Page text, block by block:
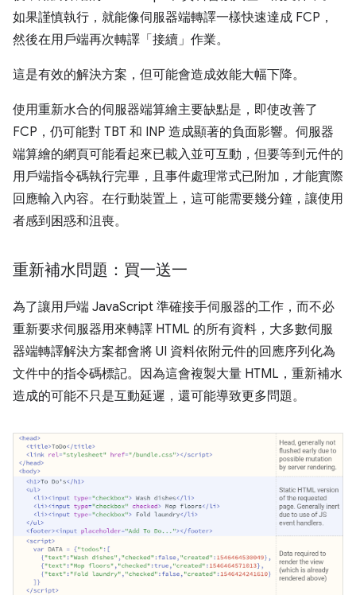
如果謹慎執行，就能像伺服器端轉譯一樣快速達成 FCP，
然後在用戶端再次轉譯「接續」作業。
這是有效的解決方案，但可能會造成效能大幅下降。
使用重新水合的伺服器端算繪主要缺點是，即使改善了
FCP，仍可能對 TBT 和 INP 造成顯著的負面影響。伺服器
端算繪的網頁可能看起來已載入並可互動，但要等到元件的
用戶端指令碼執行完畢，且事件處理常式已附加，才能實際
回應輸入內容。在行動裝置上，這可能需要幾分鐘，讓使用
者感到困惑和沮喪。
重新補水問題：買一送一
為了讓用戶端 JavaScript 準確接手伺服器的工作，而不必
重新要求伺服器用來轉譯 HTML 的所有資料，大多數伺服
器端轉譯解決方案都會將 UI 資料依附元件的回應序列化為
文件中的指令碼標記。因為這會複製大量 HTML，重新補水
造成的可能不只是互動延遲，還可能導致更多問題。